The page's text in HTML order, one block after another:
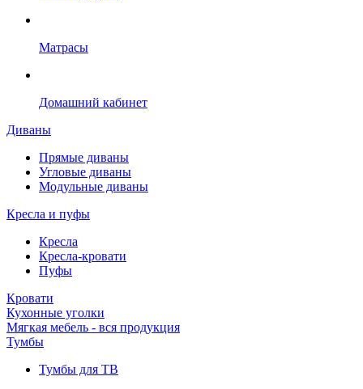
Матрасы
Домашний кабинет
Диваны
Прямые диваны
Угловые диваны
Модульные диваны
Кресла и пуфы
Кресла
Кресла-кровати
Пуфы
Кровати
Кухонные уголки
Мягкая мебель - вся продукция
Тумбы
Тумбы для ТВ